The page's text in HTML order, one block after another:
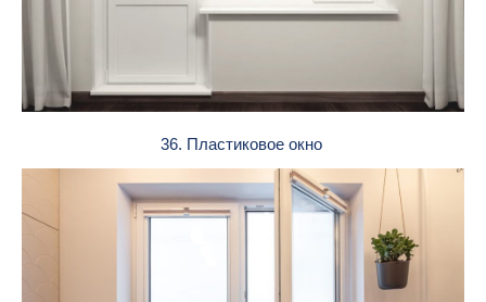
36. Пластиковое окно